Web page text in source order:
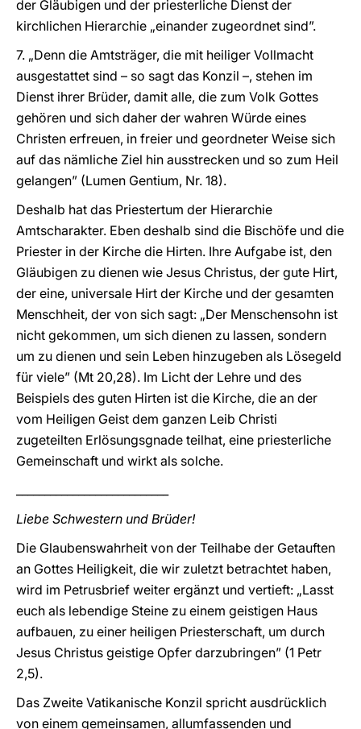
der Gläubigen und der priesterliche Dienst der
kirchlichen Hierarchie „einander zugeordnet sind”.
7. „Denn die Amtsträger, die mit heiliger Vollmacht
ausgestattet sind – so sagt das Konzil –, stehen im
Dienst ihrer Brüder, damit alle, die zum Volk Gottes
gehören und sich daher der wahren Würde eines
Christen erfreuen, in freier und geordneter Weise sich
auf das nämliche Ziel hin ausstrecken und so zum Heil
gelangen” (Lumen Gentium, Nr. 18).
Deshalb hat das Priestertum der Hierarchie
Amtscharakter. Eben deshalb sind die Bischöfe und die
Priester in der Kirche die Hirten. Ihre Aufgabe ist, den
Gläubigen zu dienen wie Jesus Christus, der gute Hirt,
der eine, universale Hirt der Kirche und der gesamten
Menschheit, der von sich sagt: „Der Menschensohn ist
nicht gekommen, um sich dienen zu lassen, sondern
um zu dienen und sein Leben hinzugeben als Lösegeld
für viele” (Mt 20,28). Im Licht der Lehre und des
Beispiels des guten Hirten ist die Kirche, die an der
vom Heiligen Geist dem ganzen Leib Christi
zugeteilten Erlösungsgnade teilhat, eine priesterliche
Gemeinschaft und wirkt als solche.
Liebe Schwestern und Brüder!
Die Glaubenswahrheit von der Teilhabe der Getauften
an Gottes Heiligkeit, die wir zuletzt betrachtet haben,
wird im Petrusbrief weiter ergänzt und vertieft: „Lasst
euch als lebendige Steine zu einem geistigen Haus
aufbauen, zu einer heiligen Priesterschaft, um durch
Jesus Christus geistige Opfer darzubringen” (1 Petr
2,5).
Das Zweite Vatikanische Konzil spricht ausdrücklich
von einem gemeinsamen, allumfassenden und